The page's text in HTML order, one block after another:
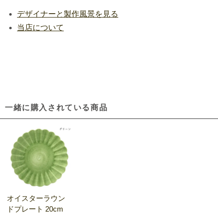
デザイナーと製作風景を見る
当店について
一緒に購入されている商品
オイスターラウン
ドプレート 20cm